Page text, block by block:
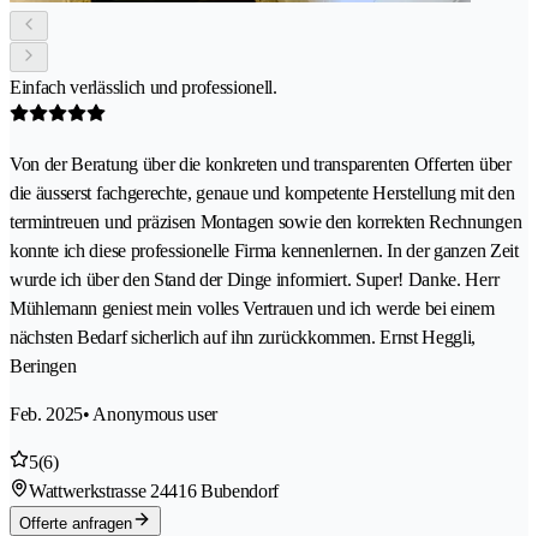
Einfach verlässlich und professionell.
Von der Beratung über die konkreten und transparenten Offerten über
die äusserst fachgerechte, genaue und kompetente Herstellung mit den
termintreuen und präzisen Montagen sowie den korrekten Rechnungen
konnte ich diese professionelle Firma kennenlernen. In der ganzen Zeit
wurde ich über den Stand der Dinge informiert. Super! Danke. Herr
Mühlemann geniest mein volles Vertrauen und ich werde bei einem
nächsten Bedarf sicherlich auf ihn zurückkommen. Ernst Heggli,
Beringen
Feb. 2025• Anonymous user
5(6)
Wattwerkstrasse 24416 Bubendorf
Offerte anfragen